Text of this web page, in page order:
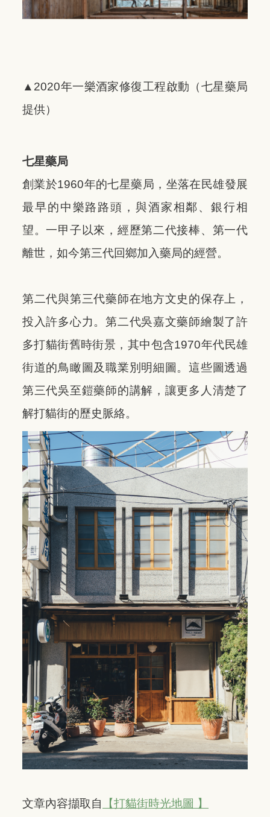
▲2020年一樂酒家修復工程啟動（七星藥局
提供）
七星藥局
創業於1960年的七星藥局，坐落在民雄發展
最早的中樂路路頭，與酒家相鄰、銀行相
望。一甲子以來，經歷第二代接棒、第一代
離世，如今第三代回鄉加入藥局的經營。
第二代與第三代藥師在地方文史的保存上，
投入許多心力。第二代吳嘉文藥師繪製了許
多打貓街舊時街景，其中包含1970年代民雄
街道的鳥瞰圖及職業別明細圖。這些圖透過
第三代吳至鎧藥師的講解，讓更多人清楚了
解打貓街的歷史脈絡。
文章內容擷取自 【打貓街時光地圖 】